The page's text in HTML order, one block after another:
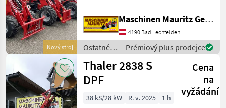
Nový stroj
Abgasstufe V ohne
Partikelfilter!!! Hydrostat
von Bosch- Rexroth 2
Fahrst
Maschinen Mauritz GesmbH
4190 Bad Leonfelden
Ostatné
poľnohospodárske
silové
stroje /
Thaler
Prémiový plus prodejce
Thaler 2838 S
DPF
Cena
na
vyžádání
38 kS/28 kW R. v. 2025
1 h